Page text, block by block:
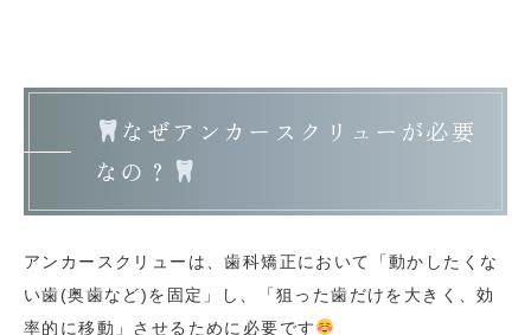
なぜアンカースクリューが必要
なの？
アンカースクリューは、歯科矯正において「動かしたくな
い歯(奥歯など)を固定」し、「狙った歯だけを大きく、効
率的に移動」させるために必要です